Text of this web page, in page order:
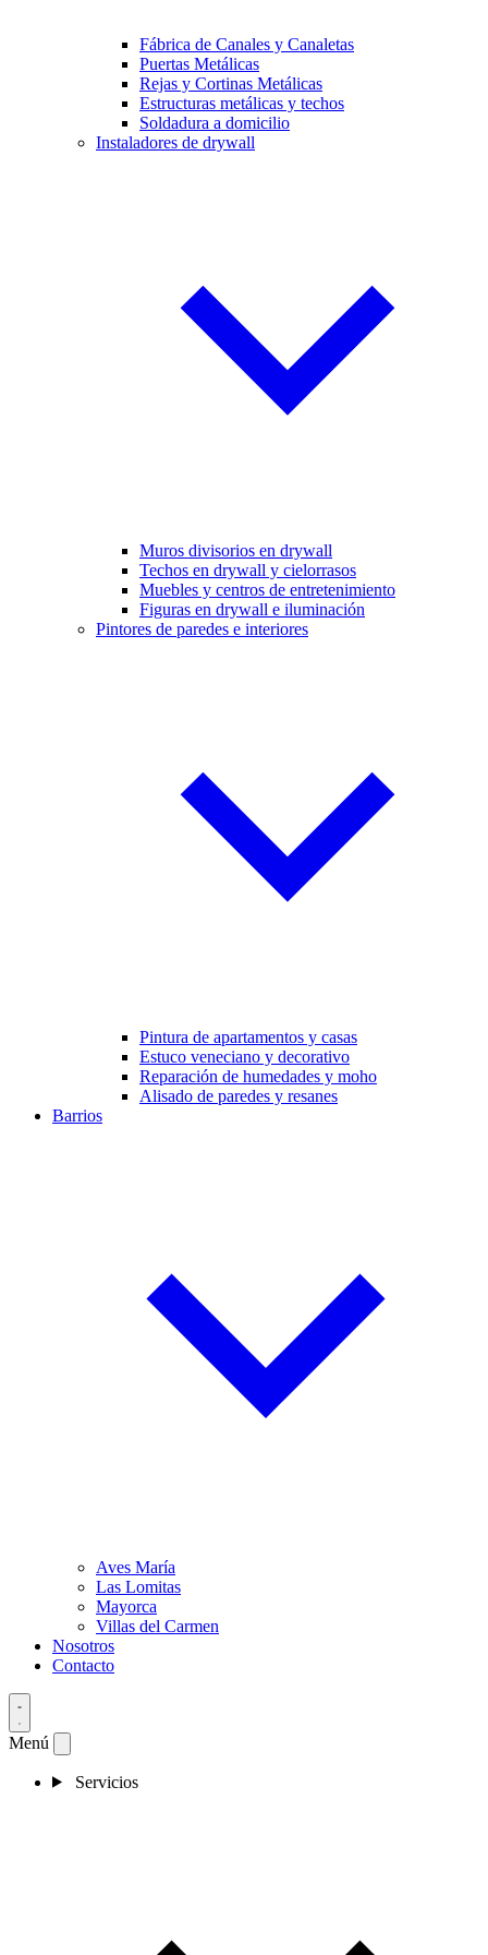
Fábrica de Canales y Canaletas
Puertas Metálicas
Rejas y Cortinas Metálicas
Estructuras metálicas y techos
Soldadura a domicilio
Instaladores de drywall
Muros divisorios en drywall
Techos en drywall y cielorrasos
Muebles y centros de entretenimiento
Figuras en drywall e iluminación
Pintores de paredes e interiores
Pintura de apartamentos y casas
Estuco veneciano y decorativo
Reparación de humedades y moho
Alisado de paredes y resanes
Barrios
Aves María
Las Lomitas
Mayorca
Villas del Carmen
Nosotros
Contacto
Menú
Servicios